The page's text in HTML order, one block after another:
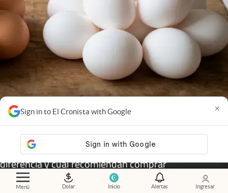
Menú Dolar Inicio Alertas Ingresar
Sign in to El Cronista with Google ×
Nutrición.Huevos blancos o marrones: qué los
diferencia y cuál recomiendan comprar